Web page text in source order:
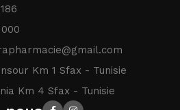
Km 1 Sfax - Tunisie
Km 4 Sfax - Tunisie